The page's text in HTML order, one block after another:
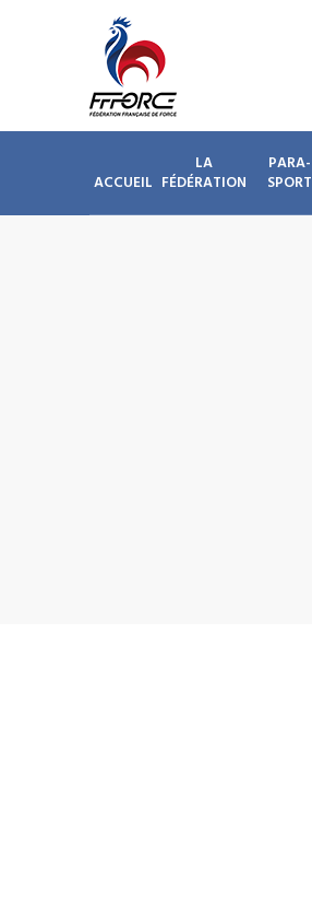
ACCUEIL
LA
FÉDÉRATION
PARA-
SPORT